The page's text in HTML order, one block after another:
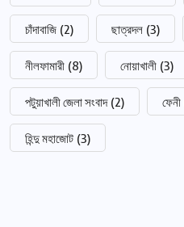
চাঁদাবাজি (2) ছাত্রদল (3)
নীলফামারী (8) নোয়াখালী (3)
পটুয়াখালী জেলা সংবাদ (2) ফেনী
হিন্দু মহাজোট (3)